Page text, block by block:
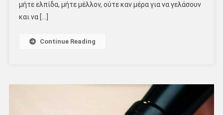
μήτε ελπίδα, μήτε μέλλον, ούτε καν μέρα για να γελάσουν
και να […]
Continue Reading